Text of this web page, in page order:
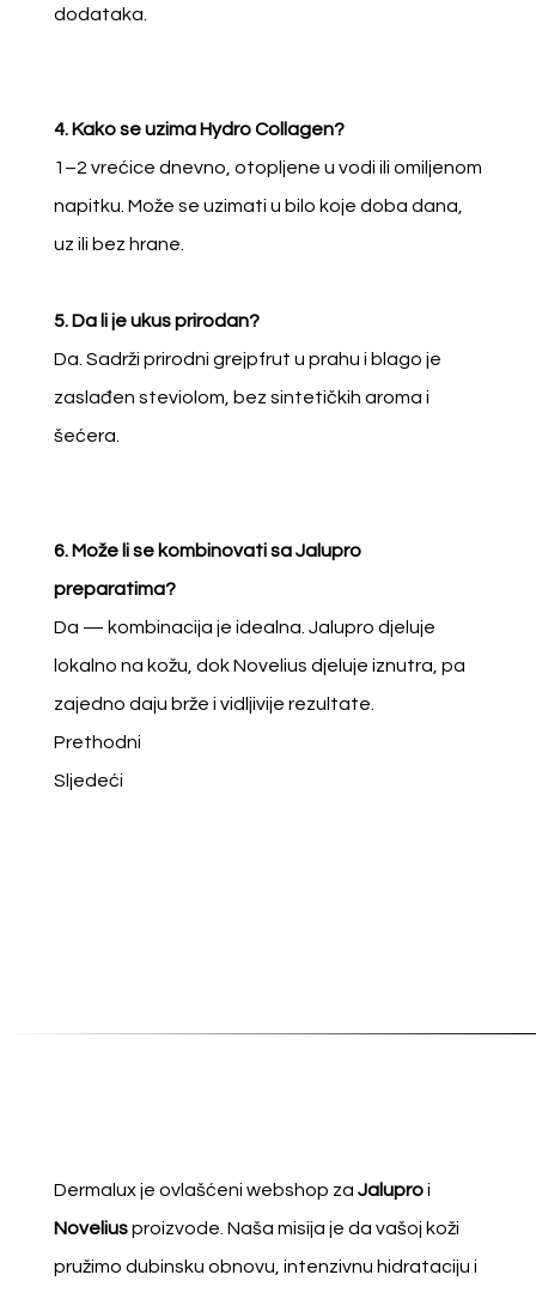
dodataka.
4. Kako se uzima Hydro Collagen?
1–2 vrećice dnevno, otopljene u vodi ili omiljenom
napitku. Može se uzimati u bilo koje doba dana,
uz ili bez hrane.
5. Da li je ukus prirodan?
Da. Sadrži prirodni grejpfrut u prahu i blago je
zaslađen steviolom, bez sintetičkih aroma i
šećera.
6. Može li se kombinovati sa Jalupro
preparatima?
Da — kombinacija je idealna. Jalupro djeluje
lokalno na kožu, dok Novelius djeluje iznutra, pa
zajedno daju brže i vidljivije rezultate.
Prethodni
Sljedeći
Dermalux je ovlašćeni webshop za Jaluproi
Noveliusproizvode. Naša misija je da vašoj koži
pružimo dubinsku obnovu, intenzivnu hidrataciju i